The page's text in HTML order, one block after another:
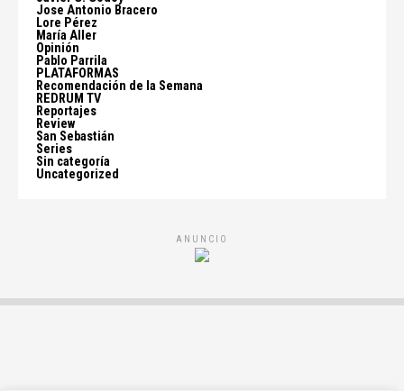
Jose Antonio Bracero
Lore Pérez
María Aller
Opinión
Pablo Parrila
PLATAFORMAS
Recomendación de la Semana
REDRUM TV
Reportajes
Review
San Sebastián
Series
Sin categoría
Uncategorized
ANUNCIO